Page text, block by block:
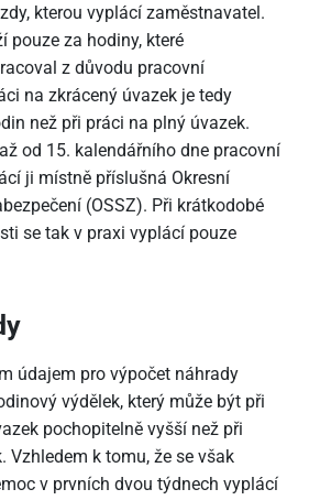
kterou vyplácí zaměstnavatel.
pouze za hodiny, které
z důvodu pracovní
na zkrácený úvazek je tedy
než při práci na plný úvazek.
od 15. kalendářního dne pracovní
ji místně příslušná Okresní
(OSSZ). Při krátkodobé
se tak v praxi vyplácí pouze
údajem pro výpočet náhrady
výdělek, který může být při
pochopitelně vyšší než při
Vzhledem k tomu, že se však
v prvních dvou týdnech vyplácí